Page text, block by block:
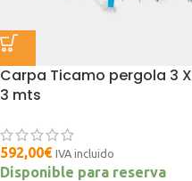
Carpa Ticamo pergola 3 X
3 mts
592,00€ IVA incluido
Disponible para reserva